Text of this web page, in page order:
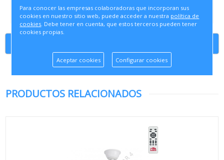
PRODUCTOS RELACIONADOS
Para conocer las empresas colaboradoras que incorporan sus
cookies en nuestro sitio web, puede acceder a nuestra política de
cookies. Debe tener en cuenta, que estos terceros pueden tener
cookies propias.
Aceptar cookies Configurar cookies